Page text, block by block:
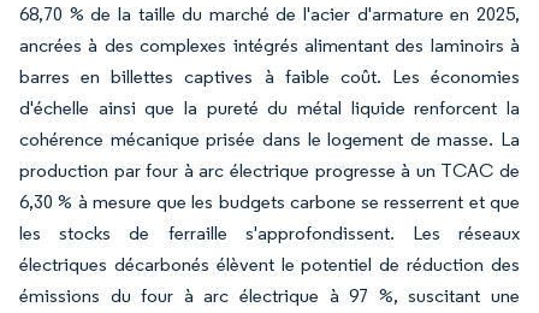
68,70 % de la taille du marché de l'acier d'armature en 2025,
ancrées à des complexes intégrés alimentant des laminoirs à
barres en billettes captives à faible coût. Les économies
d'échelle ainsi que la pureté du métal liquide renforcent la
cohérence mécanique prisée dans le logement de masse. La
production par four à arc électrique progresse à un TCAC de
6,30 % à mesure que les budgets carbone se resserrent et que
les stocks de ferraille s'approfondissent. Les réseaux
électriques décarbonés élèvent le potentiel de réduction des
émissions du four à arc électrique à 97 %, suscitant une